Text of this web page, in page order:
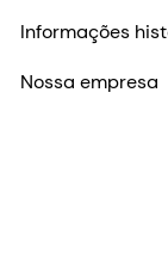
Informações
Nossa empresa